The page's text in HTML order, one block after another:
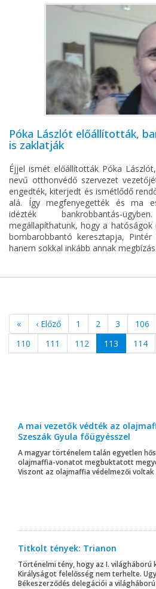
Póka Lászlót előállították,
is zaklatják
Éjjel ismét előállították Póka
nevű otthonvédő szervezet
engedték, kiterjedt és ismétlődő
alá. Így megfenyegették és ma
idézték bankrobbantás-
megállapíthatunk, hogy a hatóságok
bombarobbantó keresztapja,
hanem sokkal inkább annak
« ‹ Előző 1 2 3 106
110
111 112 113 114
A mai vezetők védték az
Szeszák Gyula főügyésszel
A magyar történelem talán egyetlen
olajmaffia-vonatot megbuktatott
Viszont az olajmaffia védelmezői voltak
Titkolt tények: Trianon
Történelmi tény, hogy az I.
Királyságot felelősség nem terhelte.
Békeszerződés delegációi a